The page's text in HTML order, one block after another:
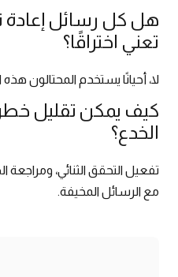
هل كل رسائل إعادة
تعني اختراقًا؟
لا، أحيانًا يستخدم المحتالون
كيف يمكن تقليل
الخدع؟
تفعيل التحقق الثنائي،
مع الرسائل المخيفة.